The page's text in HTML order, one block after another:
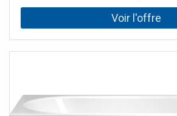
remplissage avec bonde émaillée et
autonome Acier simplicité puriste et